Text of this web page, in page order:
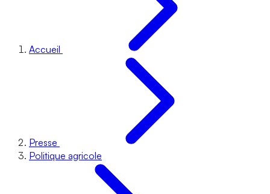
Accueil
Presse
Politique agricole